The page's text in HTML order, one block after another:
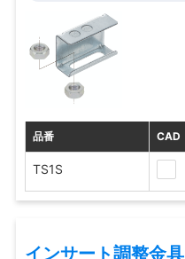
品番 CAD
TS1S
インサート調整金具